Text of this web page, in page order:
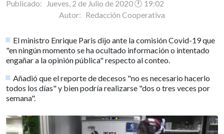
Publicado: Jueves, 2 de Julio de 2020 🕐 19:02
Autor: Redacción Cooperativa
El ministro Enrique Paris dijo ante la comisión Covid-19 que
"en ningún momento se ha ocultado información o intentado
engañar a la opinión pública" respecto al conteo.
Añadió que el reporte de decesos "no es necesario hacerlo
todos los días" y bien podría realizarse "dos o tres veces por
semana".